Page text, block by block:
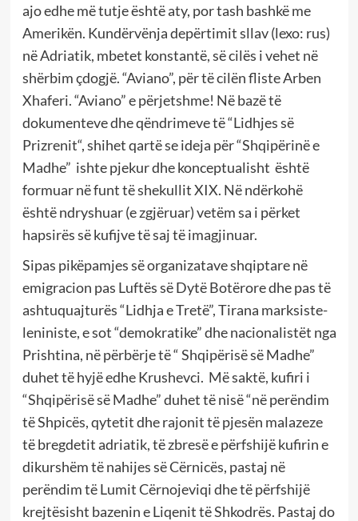
ajo edhe më tutje është aty, por tash bashkë me
Amerikën. Kundërvënja depërtimit sllav (lexo: rus)
në Adriatik, mbetet konstantë, së cilës i vehet në
shërbim çdogjë. “Aviano”, për të cilën fliste Arben
Xhaferi. “Aviano” e përjetshme! Në bazë të
dokumenteve dhe qëndrimeve të “Lidhjes së
Prizrenit“, shihet qartë se ideja për “Shqipërinë e
Madhe” ishte pjekur dhe konceptualisht është
formuar në funt të shekullit XIX. Në ndërkohë
është ndryshuar (e zgjëruar) vetëm sa i përket
hapsirës së kufijve të saj të imagjinuar.
Sipas pikëpamjes së organizatave shqiptare në
emigracion pas Luftës së Dytë Botërore dhe pas të
ashtuquajturës “Lidhja e Tretë”, Tirana marksiste-
leniniste, e sot “demokratike” dhe nacionalistët nga
Prishtina, në përbërje të “ Shqipërisë së Madhe”
duhet të hyjë edhe Krushevci. Më saktë, kufiri i
“Shqipërisë së Madhe” duhet të nisë “në perëndim
të Shpicës, qytetit dhe rajonit të pjesën malazeze
të bregdetit adriatik, të zbresë e përfshijë kufirin e
dikurshëm të nahijes së Cërnicës, pastaj në
perëndim të Lumit Cërnojeviqi dhe të përfshijë
krejtësisht bazenin e Liqenit të Shkodrës. Pastaj do